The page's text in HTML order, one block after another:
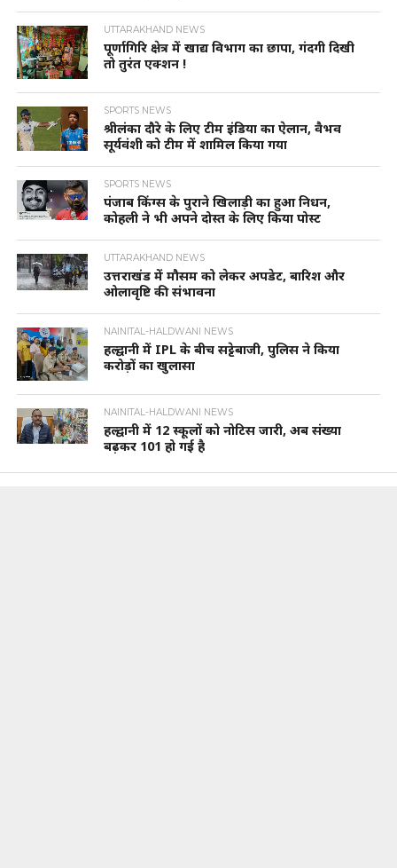
UTTARAKHAND NEWS
पूर्णागिरि क्षेत्र में खाद्य विभाग का छापा, गंदगी दिखी
तो तुरंत एक्शन !
SPORTS NEWS
श्रीलंका दौरे के लिए टीम इंडिया का ऐलान, वैभव
सूर्यवंशी को टीम में शामिल किया गया
SPORTS NEWS
पंजाब किंग्स के पुराने खिलाड़ी का हुआ निधन,
कोहली ने भी अपने दोस्त के लिए किया पोस्ट
UTTARAKHAND NEWS
उत्तराखंड में मौसम को लेकर अपडेट, बारिश और
ओलावृष्टि की संभावना
NAINITAL-HALDWANI NEWS
हल्द्वानी में IPL के बीच सट्टेबाजी, पुलिस ने किया
करोड़ों का खुलासा
NAINITAL-HALDWANI NEWS
हल्द्वानी में 12 स्कूलों को नोटिस जारी, अब संख्या
बढ़कर 101 हो गई है